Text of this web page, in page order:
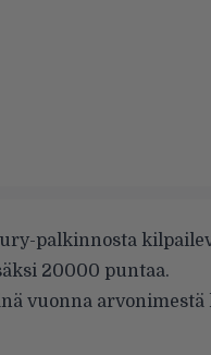
palkinnosta
20000 puntaa.
vuonna